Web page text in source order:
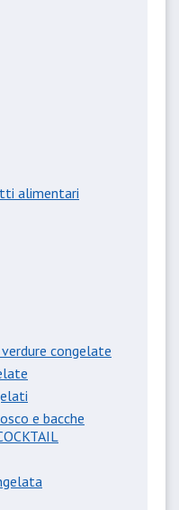
alimentari
verdure congelate